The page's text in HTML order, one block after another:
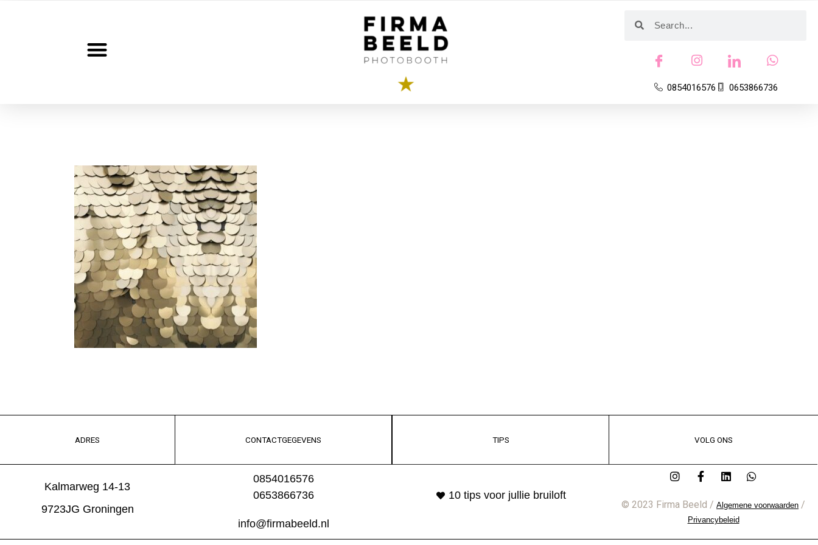
0854016576 0653866736
ADRES
Kalmarweg 14-13
9723JG Groningen
CONTACTGEGEVENS TIPS
0854016576
0653866736
info@firmabeeld.nl
10 tips voor jullie bruiloft
VOLG ONS
© 2023 Firma Beeld /Algemene voorwaarden /
Privancybeleid